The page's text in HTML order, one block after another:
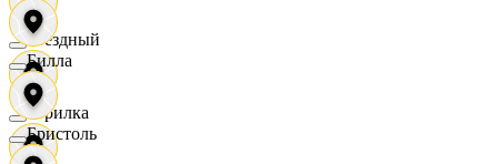
Звездный
Горилка
Билла
Бристоль